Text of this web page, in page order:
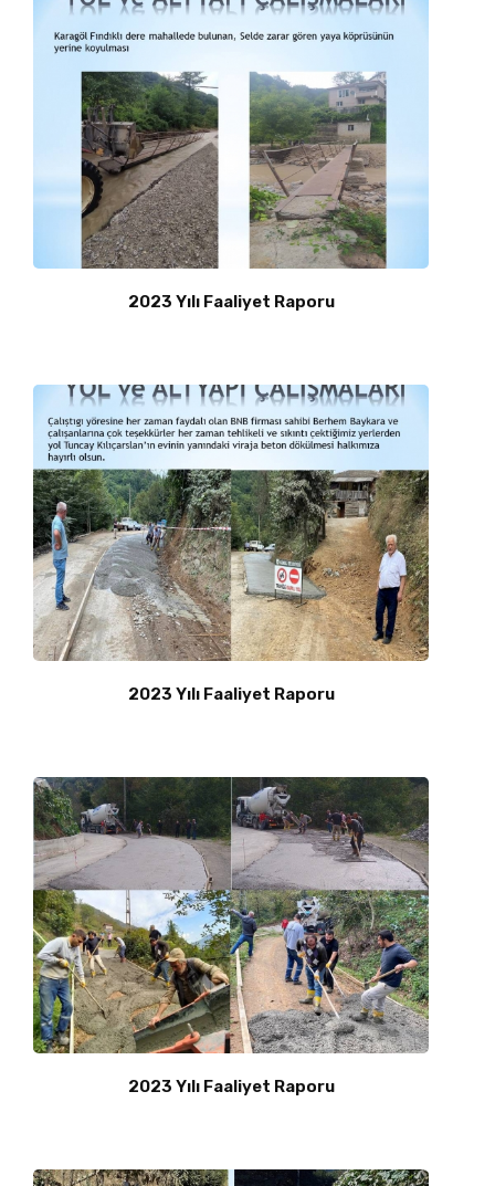
2023 Yılı Faaliyet Raporu
2023 Yılı Faaliyet Raporu
2023 Yılı Faaliyet Raporu